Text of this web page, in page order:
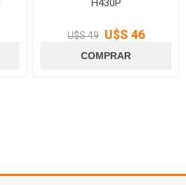
H430P
U$S 49 U$S 46